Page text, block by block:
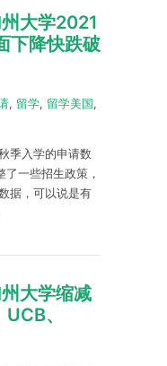
州大学2021
下降快跌破
, 留学, 留学美国,
季入学的申请数
一些招生政策，
据，可以说是有
州大学缩减
、